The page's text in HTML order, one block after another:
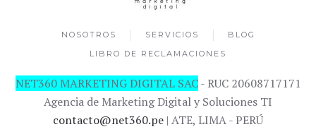
NOSOTROS SERVICIOS
BLOG
LIBRO DE RECLAMACIONES
NET360 MARKETING DIGITAL SAC- RUC 20608717171
Agencia de Marketing Digital y Soluciones TI
contacto@net360.pe | ATE, LIMA - PERÚ